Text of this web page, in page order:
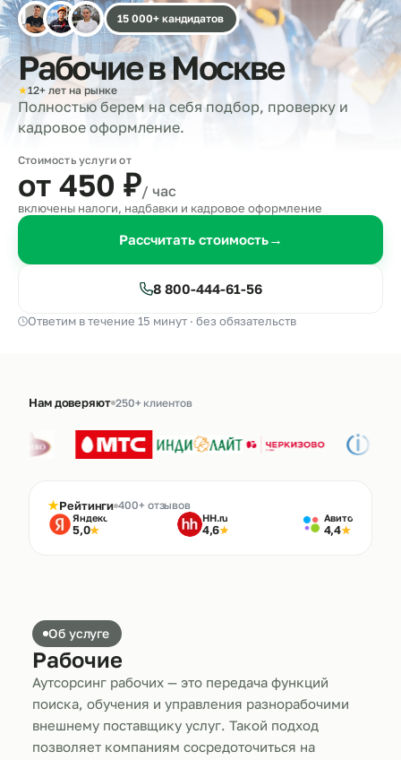
15 000+ кандидатов
Рабочие вМоскве
★12+ лет на рынке
Полностью берем на себя подбор, проверку и
кадровое оформление.
Стоимость услуги от
от 450 ₽/ час
включены налоги, надбавки и кадровое оформление
Рассчитать стоимость→
8 800-444-61-56
Ответим в течение 15 минут · без обязательств
Нам доверяют 250+ клиентов
★Рейтинги 400+ отзывов
Яндекс
5,0★
HH.ru
4,6★
Авито
4,4★
Об услуге
Рабочие
Аутсорсинг рабочих — это передача функций
поиска, обучения и управления разнорабочими
внешнему поставщику услуг. Такой подход
позволяет компаниям сосредоточиться на